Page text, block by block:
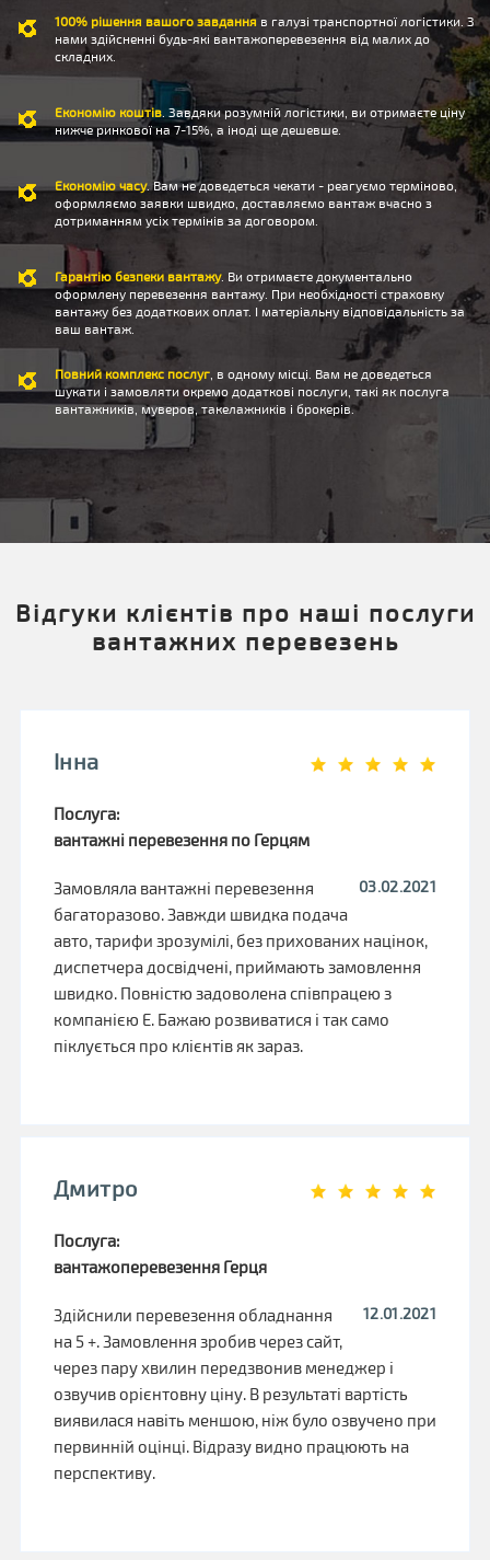
100% рішення вашого завданняв галузі транспортної логістики. З
нами здійсненні будь-які вантажоперевезення від малих до
складних.
Економію коштів . Завдяки розумній логістики, ви отримаєте ціну
нижче ринкової на 7-15%, а іноді ще дешевше.
Економію часу. Вам не доведеться чекати - реагуємо терміново,
оформляємо заявки швидко, доставляємо вантаж вчасно з
дотриманням усіх термінів за договором.
Гарантію безпеки вантажу. Ви отримаєте документально
оформлену перевезення вантажу. При необхідності страховку
вантажу без додаткових оплат. І матеріальну відповідальність за
ваш вантаж.
Повний комплекс послуг , в одному місці. Вам не доведеться
шукати і замовляти окремо додаткові послуги, такі як послуга
вантажників, муверов, такелажників і брокерів.
Відгуки клієнтів про наші послуги
вантажних перевезень
Інна
Послуга:
вантажні перевезення по Герцям
03.02.2021
Замовляла вантажні перевезення
багаторазово. Завжди швидка подача
авто, тарифи зрозумілі, без прихованих націнок,
диспетчера досвідчені, приймають замовлення
швидко. Повністю задоволена співпрацею з
компанією Е. Бажаю розвиватися і так само
піклується про клієнтів як зараз.
Дмитро
Послуга:
вантажоперевезення Герця
12.01.2021
Здійснили перевезення обладнання
на 5 +. Замовлення зробив через сайт,
через пару хвилин передзвонив менеджер і
озвучив орієнтовну ціну. В результаті вартість
виявилася навіть меншою, ніж було озвучено при
первинній оцінці. Відразу видно працюють на
перспективу.